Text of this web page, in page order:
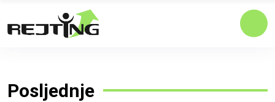
Posljednje